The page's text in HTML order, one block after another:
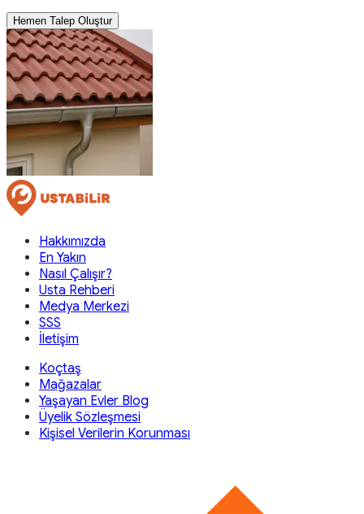
Hemen Talep Oluştur
Hakkımızda
En Yakın
Nasıl Çalışır?
Usta Rehberi
Medya Merkezi
SSS
İletişim
Koçtaş
Mağazalar
Yaşayan Evler Blog
Üyelik Sözleşmesi
Kişisel Verilerin Korunması